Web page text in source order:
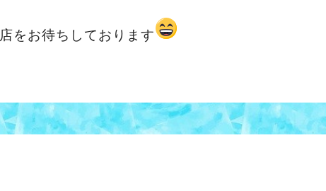
をお待ちしております